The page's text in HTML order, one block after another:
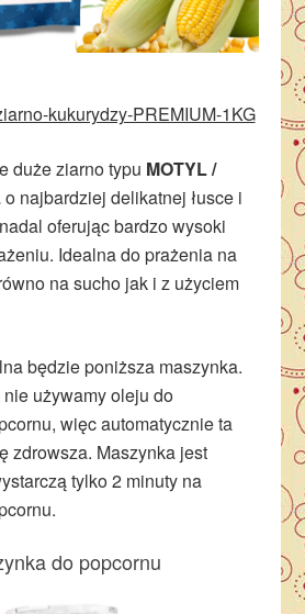
kukurydzy-PREMIUM-1KG
duże ziarno typu MOTYL /
o najbardziej delikatnej łusce i
oferując bardzo wysoki
Idealna do prażenia na
na sucho jak i z użyciem
będzie poniższa maszynka.
używamy oleju do
więc automatycznie ta
zdrowsza. Maszynka jest
tylko 2 minuty na
do popcornu